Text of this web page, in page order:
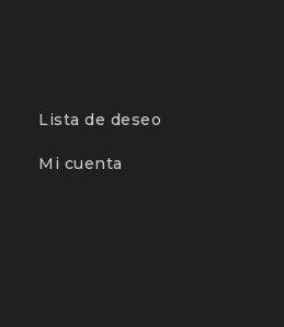
Lista de deseo
Mi cuenta